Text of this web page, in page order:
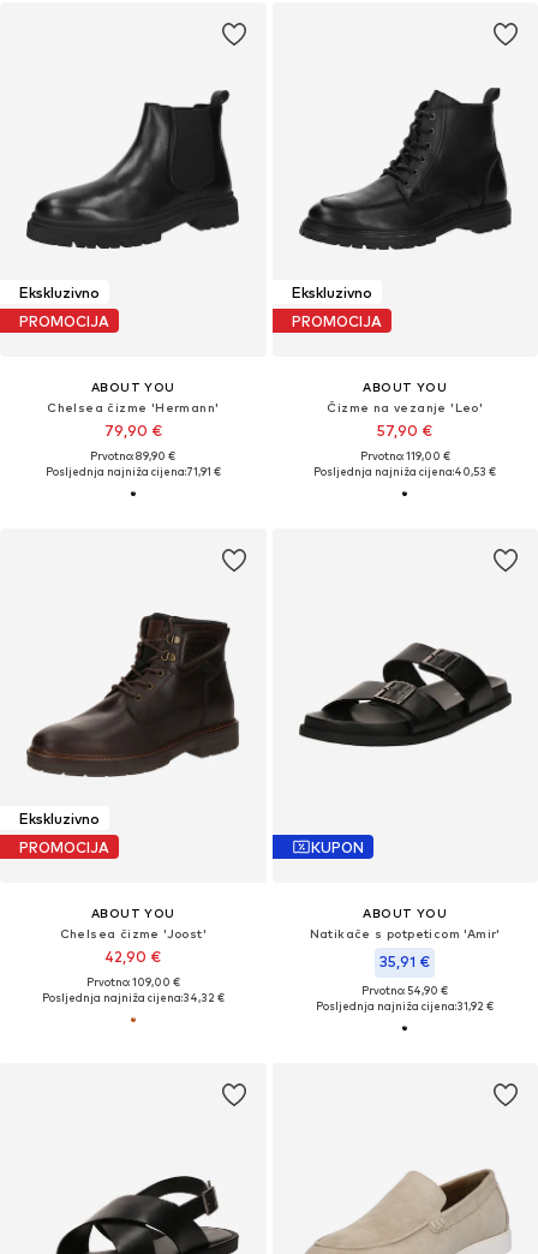
Ekskluzivno
PROMOCIJA
ABOUT YOU
Chelsea čizme 'Hermann'
79,90 €
Prvotno: 89,90 €
Posljednja najniža cijena:71,91 €
Ekskluzivno
PROMOCIJA
ABOUT YOU
Čizme na vezanje 'Leo'
57,90 €
Prvotno: 119,00 €
Posljednja najniža cijena:40,53 €
Ekskluzivno
PROMOCIJA
ABOUT YOU
Chelsea čizme 'Joost'
42,90 €
Prvotno: 109,00 €
Posljednja najniža cijena:34,32 €
KUPON
ABOUT YOU
Natikače s potpeticom 'Amir'
35,91 €
Prvotno: 54,90 €
Posljednja najniža cijena:31,92 €